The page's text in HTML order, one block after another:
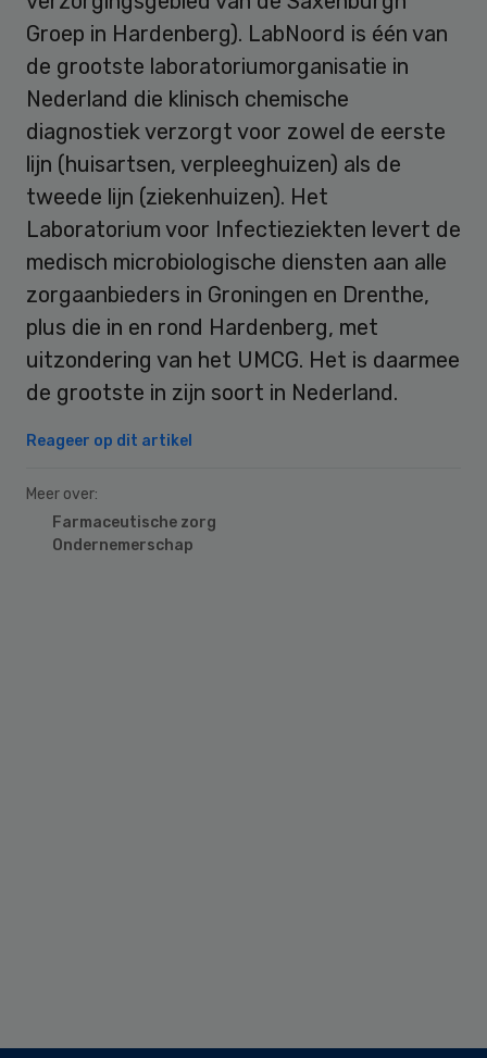
Groep in Hardenberg). LabNoord is één van
de grootste laboratoriumorganisatie in
Nederland die klinisch chemische
diagnostiek verzorgt voor zowel de eerste
lijn (huisartsen, verpleeghuizen) als de
tweede lijn (ziekenhuizen). Het
Laboratorium voor Infectieziekten levert de
medisch microbiologische diensten aan alle
zorgaanbieders in Groningen en Drenthe,
plus die in en rond Hardenberg, met
uitzondering van het UMCG. Het is daarmee
de grootste in zijn soort in Nederland.
Reageer op dit artikel
Meer over:
Farmaceutische zorg
Ondernemerschap